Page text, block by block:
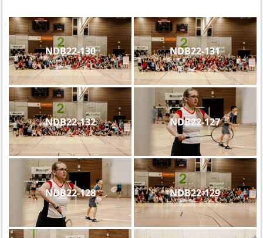
NDB22-130 NDB22-131
NDB22-132 NDB22-127
NDB22-128 NDB22-129